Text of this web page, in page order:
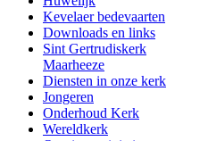
Kevelaer bedevaarten
Downloads en links
Sint Gertrudiskerk
Maarheeze
Diensten in onze kerk
Jongeren
Onderhoud Kerk
Wereldkerk